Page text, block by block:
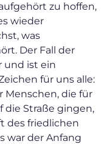
zu hoffen,
wieder
was
Der Fall der
und ist ein
für uns alle:
Menschen, die für
die Straße gingen,
des friedlichen
war der Anfang